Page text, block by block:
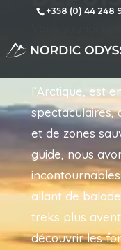
+358 (0) 44 248
pendant votre
l’Arctique, est
spectaculaires,
et de zones
guide, nous
allant de
treks plus
découvrir les